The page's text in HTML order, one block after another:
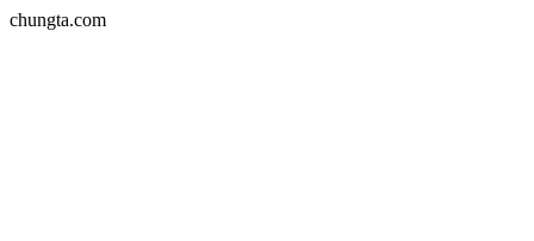
chungta.com